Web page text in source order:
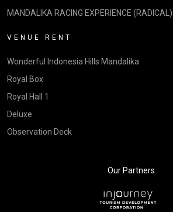
MANDALIKA RACING EXPERIENCE (RADICAL)
VENUE RENT
Wonderful Indonesia Hills Mandalika
Royal Box
Royal Hall 1
Deluxe
Observation Deck
Our Partners